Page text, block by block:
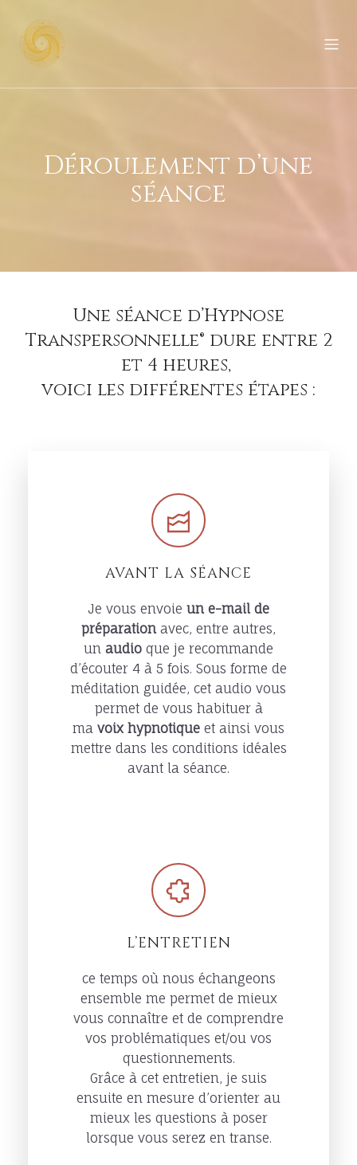
Déroulement d’une
séance
Une séance d’Hypnose
Transpersonnelle® dure entre 2
et 4 heures,
voici les différentes étapes :
AVANT LA SÉANCE
Je vous envoie un e-mail de
préparation avec, entre autres,
un audio que je recommande
d’écouter 4 à 5 fois. Sous forme de
méditation guidée, cet audio vous
permet de vous habituer à
ma voix hypnotique et ainsi vous
mettre dans les conditions idéales
avant la séance.
L’ENTRETIEN
ce temps où nous échangeons
ensemble me permet de mieux
vous connaître et de comprendre
vos problématiques et/ou vos
questionnements.
Grâce à cet entretien, je suis
ensuite en mesure d’orienter au
mieux les questions à poser
lorsque vous serez en transe.